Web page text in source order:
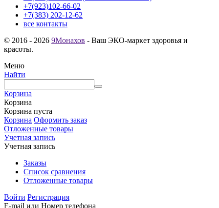
+7(923)102-66-02
+7(383) 202-12-62
все контакты
© 2016 - 2026 9Монахов - Ваш ЭКО-маркет здоровья и
красоты.
Меню
Найти
Корзина
Корзина
Корзина пуста
Корзина Оформить заказ
Отложенные товары
Учетная запись
Учетная запись
Заказы
Список сравнения
Отложенные товары
Войти Регистрация
E-mail или Номер телефона